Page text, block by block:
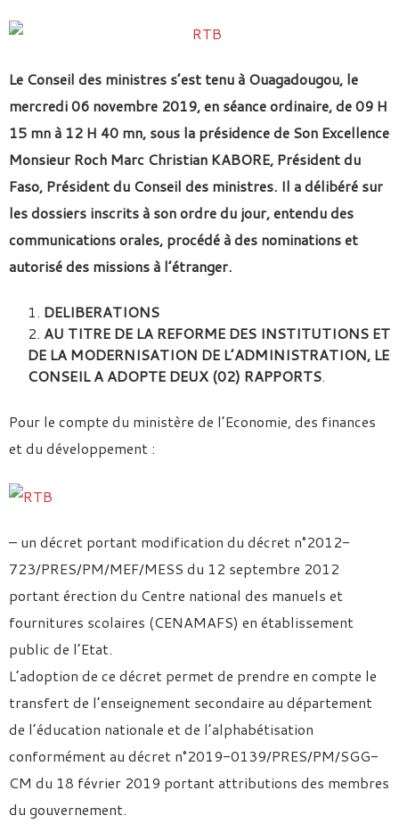
Le Conseil des ministres s’est tenu à Ouagadougou, le
mercredi 06 novembre 2019, en séance ordinaire, de 09 H
15 mn à 12 H 40 mn, sous la présidence de Son Excellence
Monsieur Roch Marc Christian KABORE, Président du
Faso, Président du Conseil des ministres. Il a délibéré sur
les dossiers inscrits à son ordre du jour, entendu des
communications orales, procédé à des nominations et
autorisé des missions à l’étranger.
DELIBERATIONS
AU TITRE DE LA REFORME DES INSTITUTIONS ET
DE LA MODERNISATION DE L’ADMINISTRATION, LE
CONSEIL A ADOPTE DEUX (02) RAPPORTS.
Pour le compte du ministère de l’Economie, des finances
et du développement :
– un décret portant modification du décret n°2012-
723/PRES/PM/MEF/MESS du 12 septembre 2012
portant érection du Centre national des manuels et
fournitures scolaires (CENAMAFS) en établissement
public de l’Etat.
L’adoption de ce décret permet de prendre en compte le
transfert de l’enseignement secondaire au département
de l’éducation nationale et de l’alphabétisation
conformément au décret n°2019-0139/PRES/PM/SGG-
CM du 18 février 2019 portant attributions des membres
du gouvernement.